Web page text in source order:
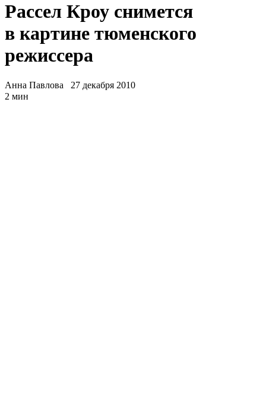
Рассел Кроу снимется
в картине тюменского
режиссера
Анна Павлова
27 декабря 2010
2 мин